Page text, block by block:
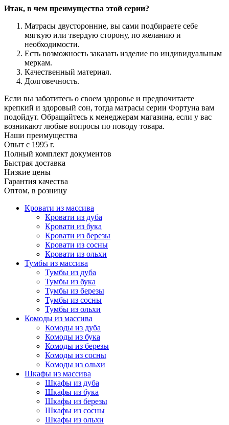
Итак, в чем преимущества этой серии?
Матрасы двусторонние, вы сами подбираете себе
мягкую или твердую сторону, по желанию и
необходимости.
Есть возможность заказать изделие по индивидуальным
меркам.
Качественный материал.
Долговечность.
Если вы заботитесь о своем здоровье и предпочитаете
крепкий и здоровый сон, тогда матрасы серии Фортуна вам
подойдут. Обращайтесь к менеджерам магазина, если у вас
возникают любые вопросы по поводу товара.
Наши преимущества
Опыт с 1995 г.
Полный комплект документов
Быстрая доставка
Низкие цены
Гарантия качества
Оптом, в розницу
Кровати из массива
Кровати из дуба
Кровати из бука
Кровати из березы
Кровати из сосны
Кровати из ольхи
Тумбы из массива
Тумбы из дуба
Тумбы из бука
Тумбы из березы
Тумбы из сосны
Тумбы из ольхи
Комоды из массива
Комоды из дуба
Комоды из бука
Комоды из березы
Комоды из сосны
Комоды из ольхи
Шкафы из массива
Шкафы из дуба
Шкафы из бука
Шкафы из березы
Шкафы из сосны
Шкафы из ольхи